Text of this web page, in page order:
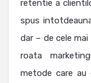
retentie a
spus
dar – de cele
roata
metode care au